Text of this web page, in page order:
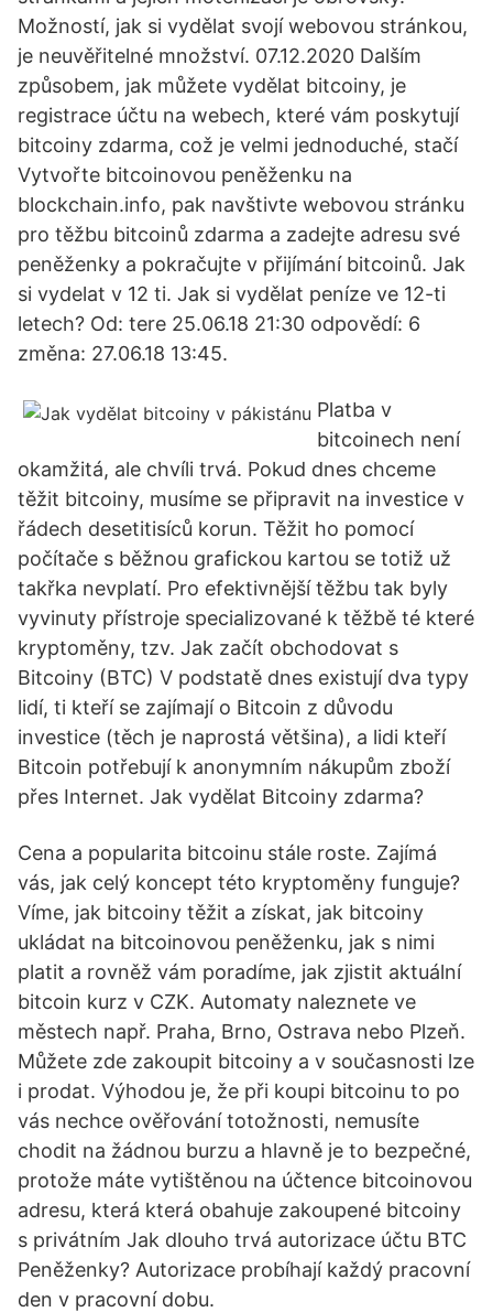
Možností, jak si vydělat svojí webovou stránkou,
je neuvěřitelné množství. 07.12.2020 Dalším
způsobem, jak můžete vydělat bitcoiny, je
registrace účtu na webech, které vám poskytují
bitcoiny zdarma, což je velmi jednoduché, stačí
Vytvořte bitcoinovou peněženku na
blockchain.info, pak navštivte webovou stránku
pro těžbu bitcoinů zdarma a zadejte adresu své
peněženky a pokračujte v přijímání bitcoinů. Jak
si vydelat v 12 ti. Jak si vydělat peníze ve 12-ti
letech? Od: tere 25.06.18 21:30 odpovědí: 6
změna: 27.06.18 13:45.
Platba v
bitcoinech není
okamžitá, ale chvíli trvá. Pokud dnes chceme
těžit bitcoiny, musíme se připravit na investice v
řádech desetitisíců korun. Těžit ho pomocí
počítače s běžnou grafickou kartou se totiž už
takřka nevplatí. Pro efektivnější těžbu tak byly
vyvinuty přístroje specializované k těžbě té které
kryptoměny, tzv. Jak začít obchodovat s
Bitcoiny (BTC) V podstatě dnes existují dva typy
lidí, ti kteří se zajímají o Bitcoin z důvodu
investice (těch je naprostá většina), a lidi kteří
Bitcoin potřebují k anonymním nákupům zboží
přes Internet. Jak vydělat Bitcoiny zdarma?
Cena a popularita bitcoinu stále roste. Zajímá
vás, jak celý koncept této kryptoměny funguje?
Víme, jak bitcoiny těžit a získat, jak bitcoiny
ukládat na bitcoinovou peněženku, jak s nimi
platit a rovněž vám poradíme, jak zjistit aktuální
bitcoin kurz v CZK. Automaty naleznete ve
městech např. Praha, Brno, Ostrava nebo Plzeň.
Můžete zde zakoupit bitcoiny a v současnosti lze
i prodat. Výhodou je, že při koupi bitcoinu to po
vás nechce ověřování totožnosti, nemusíte
chodit na žádnou burzu a hlavně je to bezpečné,
protože máte vytištěnou na účtence bitcoinovou
adresu, která která obahuje zakoupené bitcoiny
s privátním Jak dlouho trvá autorizace účtu BTC
Peněženky? Autorizace probíhají každý pracovní
den v pracovní dobu.